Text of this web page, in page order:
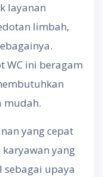
layanan
limbah,
WC ini beragam
mudah.
yang cepat
yang
sebagai upaya